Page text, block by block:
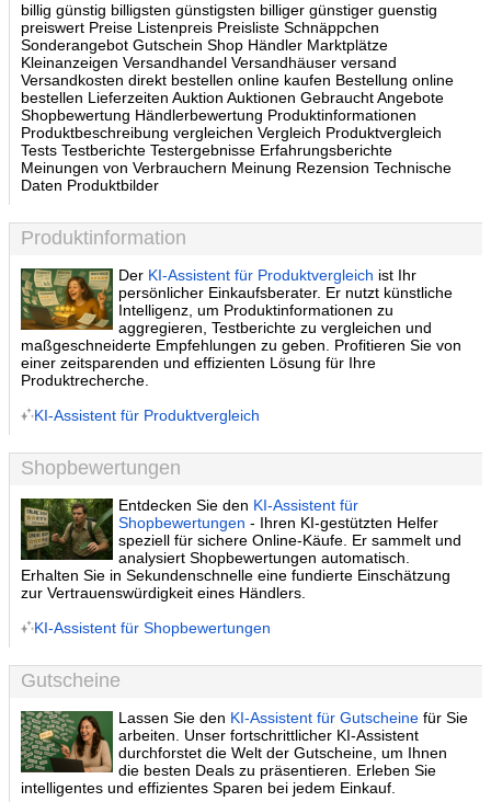
billig günstig billigsten günstigsten billiger günstiger guenstig
preiswert Preise Listenpreis Preisliste Schnäppchen
Sonderangebot Gutschein Shop Händler Marktplätze
Kleinanzeigen Versandhandel Versandhäuser versand
Versandkosten direkt bestellen online kaufen Bestellung online
bestellen Lieferzeiten Auktion Auktionen Gebraucht Angebote
Shopbewertung Händlerbewertung Produktinformationen
Produktbeschreibung vergleichen Vergleich Produktvergleich
Tests Testberichte Testergebnisse Erfahrungsberichte
Meinungen von Verbrauchern Meinung Rezension Technische
Daten Produktbilder
Produktinformation
Der KI-Assistent für Produktvergleich ist Ihr
persönlicher Einkaufsberater. Er nutzt künstliche
Intelligenz, um Produktinformationen zu
aggregieren, Testberichte zu vergleichen und
maßgeschneiderte Empfehlungen zu geben. Profitieren Sie von
einer zeitsparenden und effizienten Lösung für Ihre
Produktrecherche.
KI-Assistent für Produktvergleich
Shopbewertungen
Entdecken Sie den KI-Assistent für
Shopbewertungen - Ihren KI-gestützten Helfer
speziell für sichere Online-Käufe. Er sammelt und
analysiert Shopbewertungen automatisch.
Erhalten Sie in Sekundenschnelle eine fundierte Einschätzung
zur Vertrauenswürdigkeit eines Händlers.
KI-Assistent für Shopbewertungen
Gutscheine
Lassen Sie den KI-Assistent für Gutscheine für Sie
arbeiten. Unser fortschrittlicher KI-Assistent
durchforstet die Welt der Gutscheine, um Ihnen
die besten Deals zu präsentieren. Erleben Sie
intelligentes und effizientes Sparen bei jedem Einkauf.